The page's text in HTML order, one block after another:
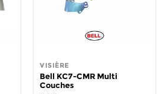
VISIÈRE
Bell KC7-CMR Multi
Couches